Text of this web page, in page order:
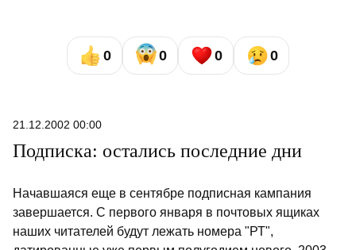
0 0 0 0
21.12.2002 00:00
Подписка: остались последние дни
Начавшаяся еще в сентябре подписная кампания
завершается. С первого января в почтовых ящиках
наших читателей будут лежать номера "РТ",